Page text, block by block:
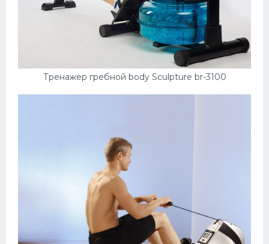
Тренажер гребной body Sculpture br-3100